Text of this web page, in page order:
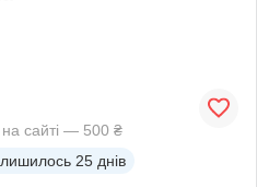
сайті — 500 ₴
25 днів